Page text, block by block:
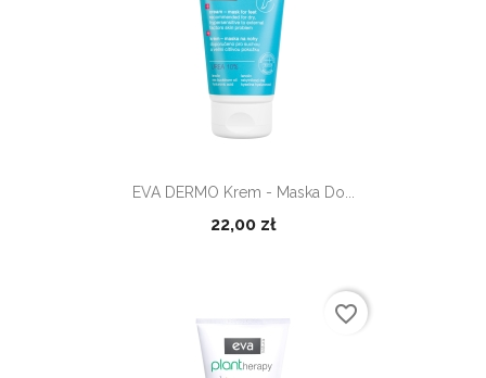
EVA DERMO Krem - Maska Do...
22,00 zł
favorite_border